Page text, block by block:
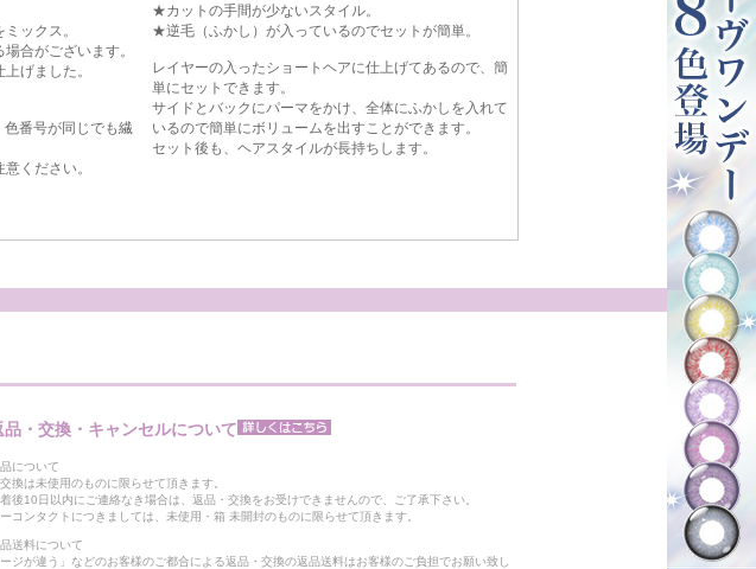
ックス。
合がございます。
げました。
番号が同じでも繊
ください。
★カットの手間が少ないスタイル。
★逆毛（ふかし）が入っているのでセットが簡単。
レイヤーの入ったショートヘアに仕上げてあるので、簡
単にセットできます。
サイドとバックにパーマをかけ、全体にふかしを入れて
いるので簡単にボリュームを出すことができます。
セット後も、ヘアスタイルが長持ちします。
品・交換・キャンセルについて
について
換は未使用のものに限らせて頂きます。
後10日以内にご連絡なき場合は、返品・交換をお受けできませんので、ご了承下さい。
コンタクトにつきましては、未使用・箱 未開封のものに限らせて頂きます。
送料について
ージが違う」などのお客様のご都合による返品・交換の返品送料はお客様のご負担でお願い致し